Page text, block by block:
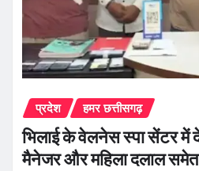
प्रदेश हमर छत्तीसगढ़
भिलाई के वेलनेस स्पा सेंटर में
मैनेजर और महिला दलाल समेत